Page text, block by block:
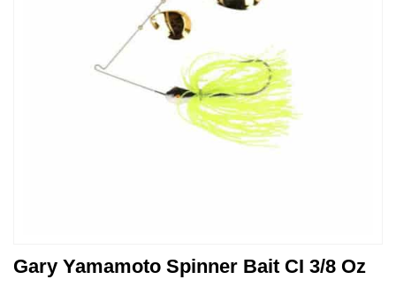
Gary Yamamoto Spinner Bait CI 3/8 Oz